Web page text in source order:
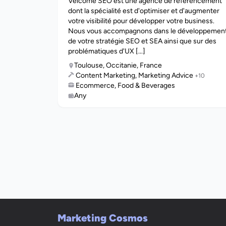
dont la spécialité est d'optimiser et d'augmenter
votre visibilité pour développer votre business.
Nous vous accompagnons dans le
de votre stratégie SEO et SEA ainsi que sur des
problématiques d'UX [...]
Toulouse, Occitanie, France
Content Marketing, Marketing Advice +10
Ecommerce, Food & Beverages
Any
Marketing Cosmos